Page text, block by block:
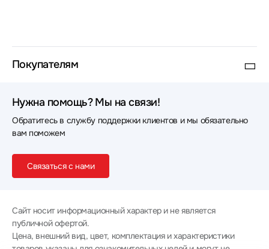
Покупателям
Нужна помощь? Мы на связи!
Обратитесь в службу поддержки клиентов и мы обязательно
вам поможем
Связаться с нами
Сайт носит информационный характер и не является
публичной офертой.
Цена, внешний вид, цвет, комплектация и характеристики